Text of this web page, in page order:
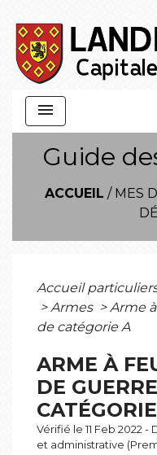
menu
Guide
ACCUEIL / MES
Accueil
> Armes > Arme
de catégorie A
ARME À
DE
Vérifié le 11 Feb 2022
et administrative